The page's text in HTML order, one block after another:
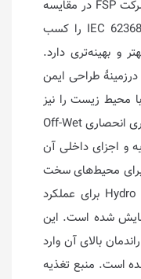
پاور 1000W Hydro PTM PRO از شرکت FSP در مقایسه
با نسل قبل خود، استاندارد ایمنی IEC 62368 را کسب
و بهینه‌تری دارد.
درزمینهٔ طراحی ایمن
محیط زیست را نیز
ارائه داده‌اند. این محصول دارای فناوری انحصاری Off-Wet
و اجزای داخلی آن
برای محیط‌های سخت
محافظت می‌کند، سری Hydro PTM PRO برای عملکرد
رطوبت نسبی 95٪ آزمایش شده است. این
بالای آن وارد
است. منبع تغذیه